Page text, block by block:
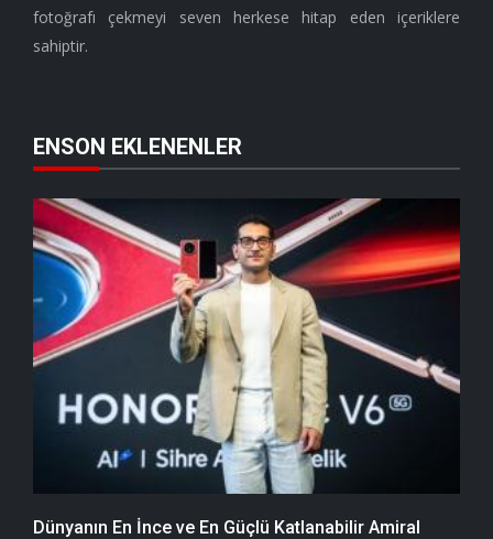
fotoğrafı çekmeyi seven herkese hitap eden içeriklere
sahiptir.
ENSON EKLENENLER
Dünyanın En İnce ve En Güçlü Katlanabilir Amiral